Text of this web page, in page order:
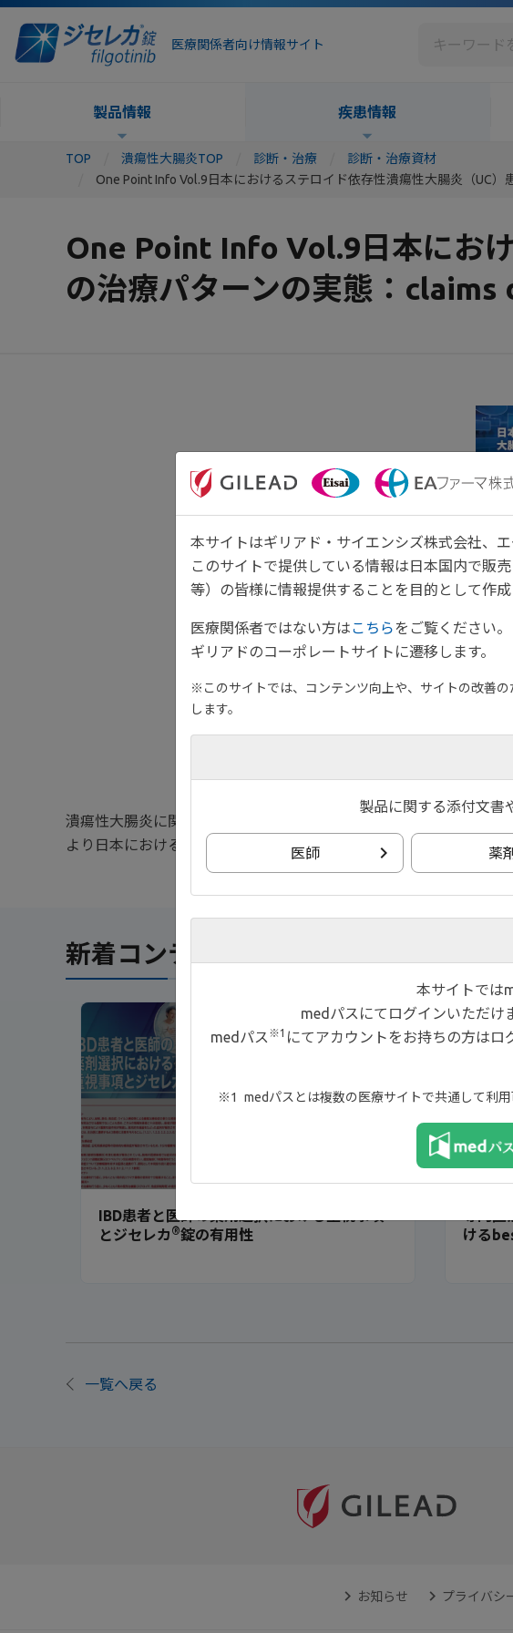
医療関係者向け情報サイト
製品情報 疾患情報
TOP 潰瘍性大腸炎TOP 診断・治療
診断・治療資材
One Point Info Vol.9日本におけるステロイド依存性潰瘍性大腸炎（UC
One Point Info Vol.9日本にお
の治療パターンの実態：claims
潰瘍性大腸炎に関するOne Point Informationとして、東京慈恵会
より日本におけるステロイド依存性潰瘍性大腸炎（UC）患者の治療
新着コンテンツ
NEW
IBD患者と医師の薬剤選択における重視事項
とジセレカ ®錠の有用性
ける
一覧へ戻る
お知らせ プライバシ
本サイトはギリアド・サイエンシズ株式会社、
このサイトで提供している情報は日本国内で販
等）の皆様に情報提供することを目的として作成
医療関係者ではない方はこちら をご覧ください。
ギリアドのコーポレートサイトに遷移します。
※このサイトでは、コンテンツ向上や、サイトの改善
します。
製品に関する添付文書
医師 薬
本サイトでは
medパスにてログインいただけ
medパス ※1 にてアカウントをお持ちの方は
medパスとは複数の医療サイトで共通して利